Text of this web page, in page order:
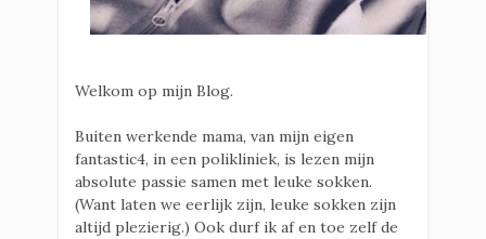
Welkom op mijn Blog.
Buiten werkende mama, van mijn eigen
fantastic4, in een polikliniek, is lezen mijn
absolute passie samen met leuke sokken.
(Want laten we eerlijk zijn, leuke sokken zijn
altijd plezierig.) Ook durf ik af en toe zelf de